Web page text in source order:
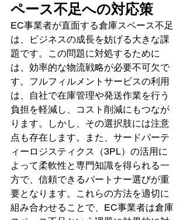
ペース不足への対応策
EC事業者が直面する倉庫スペース不足
は、ビジネスの成長を妨げる大きな課
題です。この問題に対処するために
は、効率的な物流戦略が必要不可欠で
す。フルフィルメントサービスの利用
は、自社で在庫管理や発送作業を行う
負担を軽減し、コスト削減にもつなが
ります。しかし、その選択肢には注意
点も存在します。また、サードパーテ
ィーロジスティクス（3PL）の活用に
よって柔軟性と専門知識を得られる一
方で、信頼できるパートナー選びが重
要となります。これらの方法を適切に
組み合わせることで、EC事業者は倉庫